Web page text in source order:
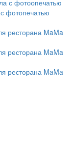
с фотоопечатью
фотопечатью
ресторана MaMa
ресторана MaMa
ресторана MaMa